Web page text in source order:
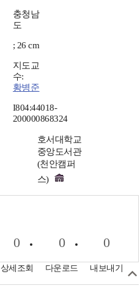
충청남
도
; 26 cm
지도교
수:
황병준
I804:44018-
200000868324
호서대학교
중앙도서관
(천안캠퍼
스)
0
상세조회
0
다운로드
0
내보내기